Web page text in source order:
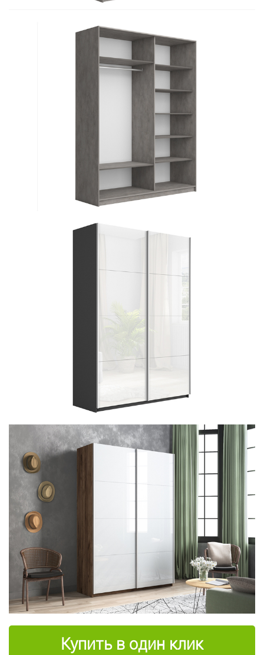
Купить в один клик